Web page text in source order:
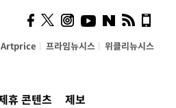
프라임뉴시스 위클리뉴시스
휴 콘텐츠 제보
시, 스마트폰 액세서리에
NFC 더했다